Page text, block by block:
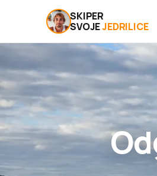
SKIPER
SVOJEJEDRILICE